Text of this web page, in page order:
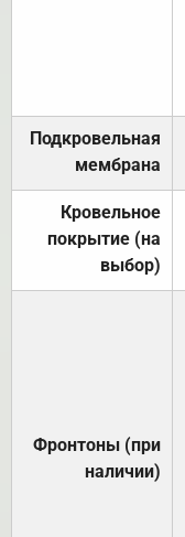
Подкровельная
мембрана
Кровельное
покрытие (на
выбор)
Фронтоны (при
наличии)